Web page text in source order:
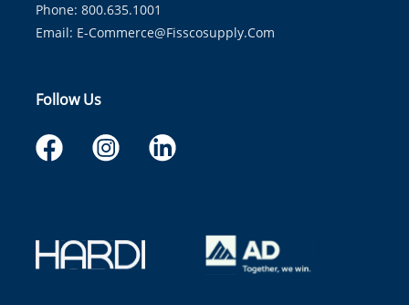
Phone: 800.635.1001
Email: E-Commerce@fisscosupply.com
Follow Us